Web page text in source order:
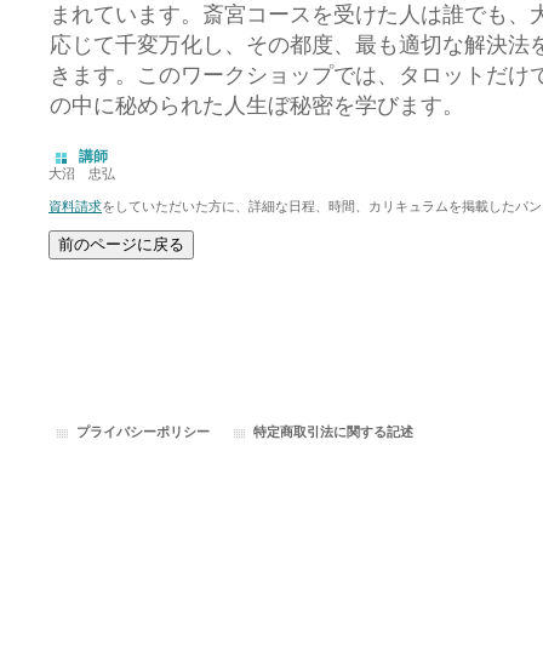
まれています。斎宮コースを受けた人は誰でも、
応じて千変万化し、その都度、最も適切な解決法
きます。このワークショップでは、タロットだけ
の中に秘められた人生ぼ秘密を学びます。
講師
大沼 忠弘
資料請求をしていただいた方に、詳細な日程、時間、カリキュラムを掲載したパ
プライバシーポリシー 特定商取引法に関する記述